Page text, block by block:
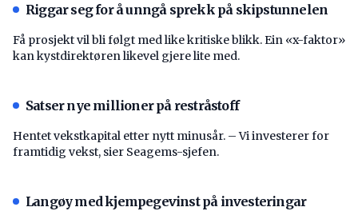
Riggar seg for å unngå sprekk på skipstunnelen
Få prosjekt vil bli følgt med like kritiske blikk. Ein «x-faktor»
kan kystdirektøren likevel gjere lite med.
Satser nye millioner på restråstoff
Hentet vekstkapital etter nytt minusår. – Vi investerer for
framtidig vekst, sier Seagems-sjefen.
Langøy med kjempegevinst på investeringar